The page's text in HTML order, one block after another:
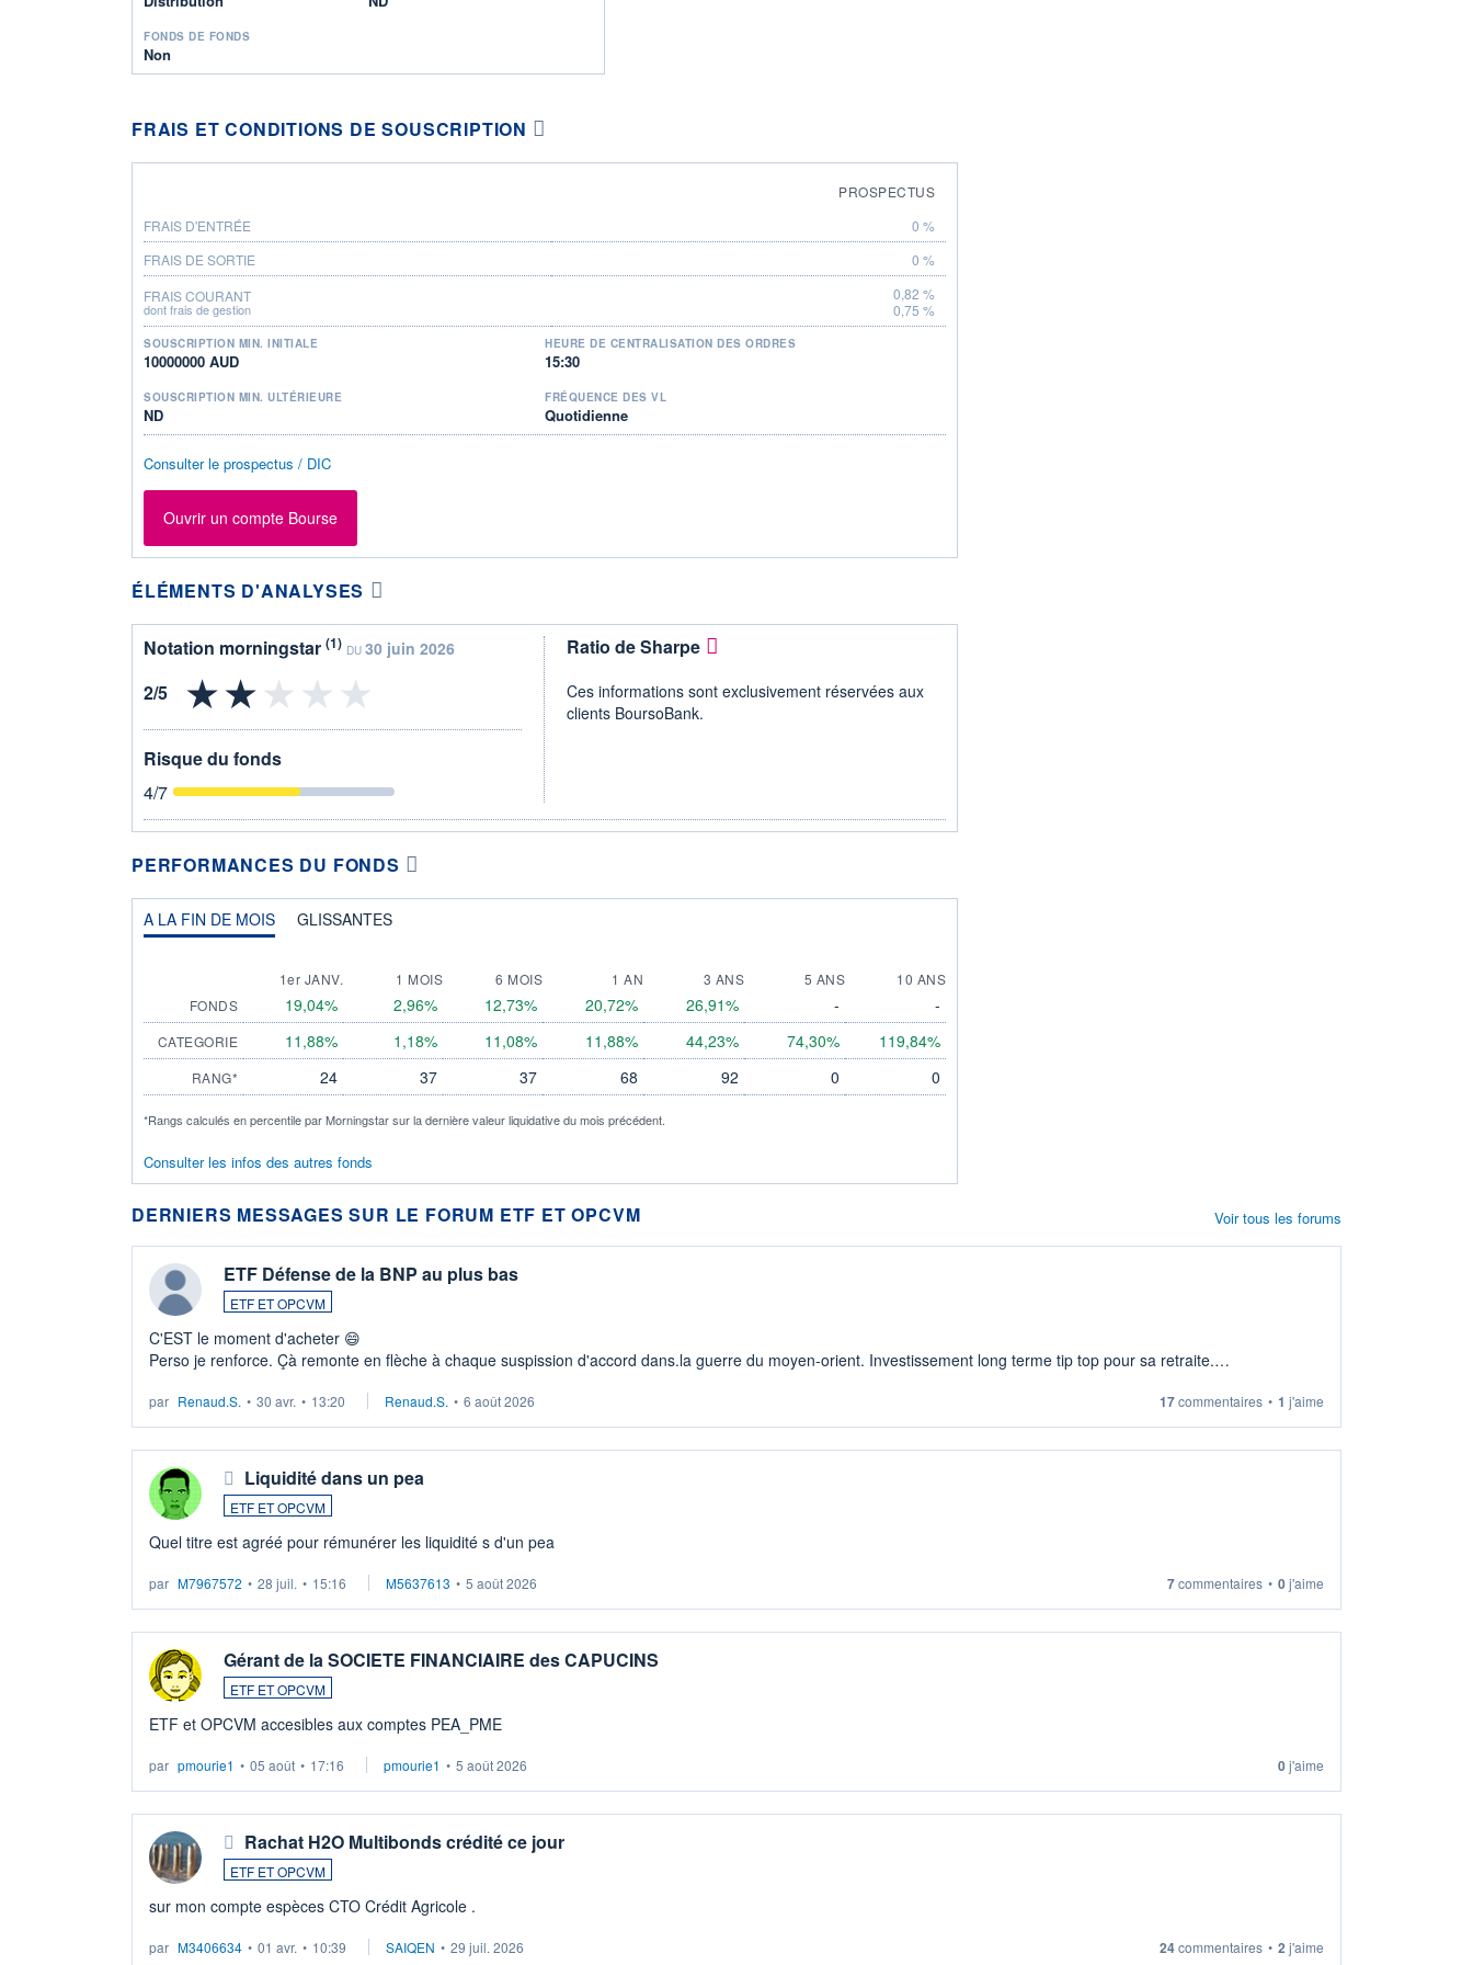
FONDS DE FONDS
Non
FRAIS ET CONDITIONS DE SOUSCRIPTION
PROSPECTUS
FRAIS D'ENTRÉE
0 %
FRAIS DE SORTIE
0 %
FRAIS COURANT
dont frais de gestion
0,82 %
0,75 %
SOUSCRIPTION MIN. INITIALE
10000000 AUD
HEURE DE CENTRALISATION DES ORDRES
15:30
SOUSCRIPTION MIN. ULTÉRIEURE
ND
FRÉQUENCE DES VL
Quotidienne
Consulter le prospectus / DIC
Ouvrir un compte Bourse
ÉLÉMENTS D'ANALYSES
Notation morningstar (1) DU 30 juin 2026
Risque du fonds
4/7
Ratio de Sharpe
Ces informations sont exclusivement réservées aux
clients BoursoBank.
PERFORMANCES DU FONDS
A LA FIN DE MOIS GLISSANTES
1er JANV. 1 MOIS 6 MOIS 1 AN 3 ANS 5 ANS
10 ANS
FONDS
19,04% 2,96% 12,73% 20,72% 26,91% - -
CATEGORIE 11,88% 1,18% 11,08% 11,88% 44,23% 74,30% 119,84%
RANG* 24 37 37 68 92 0 0
*Rangs calculés en percentile par Morningstar sur la dernière valeur liquidative du mois précédent.
Consulter les infos des autres fonds
DERNIERS MESSAGES SUR LE FORUM ETF ET OPCVM
ETF Défense de la BNP au plus bas
ETF ET OPCVM
C'EST le moment d'acheter 😄​
Perso je renforce. Çà remonte en flèche à chaque suspission d'accord dans.la guerre du moyen-orient. Investissement long terme tip top pour sa retraite.
par Renaud.S. • 30 avr. • 13:20 Renaud.S. • 6 août 2026 17commentaires • 1 j'aime
Liquidité dans un pea
ETF ET OPCVM
Quel titre est agréé pour rémunérer les liquidité s d'un pea
par M7967572 • 28 juil. • 15:16 M5637613 • 5 août 2026 7commentaires • 0j'aime
Gérant de la SOCIETE FINANCIAIRE des CAPUCINS
ETF ET OPCVM
ETF et OPCVM accesibles aux comptes PEA_PME
par pmourie1 • 05 août • 17:16 pmourie1 • 5 août 2026 0j'aime
Rachat H2O Multibonds crédité ce jour
ETF ET OPCVM
sur mon compte espèces CTO Crédit Agricole .
par M3406634 • 01 avr. • 10:39 SAIQEN • 29 juil. 2026 24commentaires • 2 j'aime
Voir tous les forums